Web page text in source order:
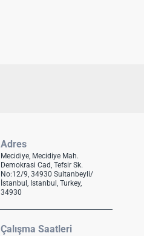
Adres
Mecidiye, Mecidiye Mah.
Demokrasi Cad, Tefsir Sk.
No:12/9, 34930 Sultanbeyli/
İstanbul, Istanbul, Turkey,
34930
Çalışma Saatleri